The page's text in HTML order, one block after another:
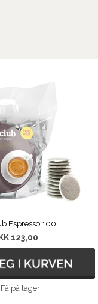
Espresso 100
123,00
Få på lager